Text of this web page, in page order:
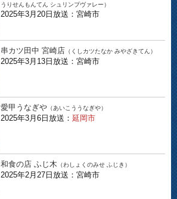
うりせんもんてん シュリンプヴァレー）
2025年3月20日放送：宮崎市
串カツ田中 宮崎店 （くしカツたなか みやざきてん）
2025年3月13日放送：宮崎市
愛甲うなぎや （あいこううなぎや）
2025年3月6日放送： 延岡市
和食の店 ふじ木 （わしょくのみせ ふじき）
2025年2月27日放送：宮崎市